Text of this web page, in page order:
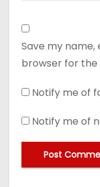
Save my name,
browser for
Notify me of
Notify me of